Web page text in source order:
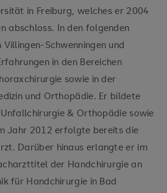
in Freiburg, welches er 2004
abschloss. In den folgenden
Schwenningen und
in den Bereichen
sowie in der
und Orthopädie. Er bildete
& Orthopädie sowie
Jahr 2012 erfolgte bereits die
Darüber hinaus erlangte er im
der Handchirurgie an
für Handchirurgie in Bad